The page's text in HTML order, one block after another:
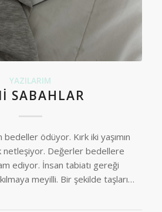
YAZILARIM
SABAHLAR
ödüyor. Kırk iki yaşımın
netleşiyor. Değerler bedellere
ediyor. İnsan tabiatı gereği
meyilli. Bir şekilde taşları…